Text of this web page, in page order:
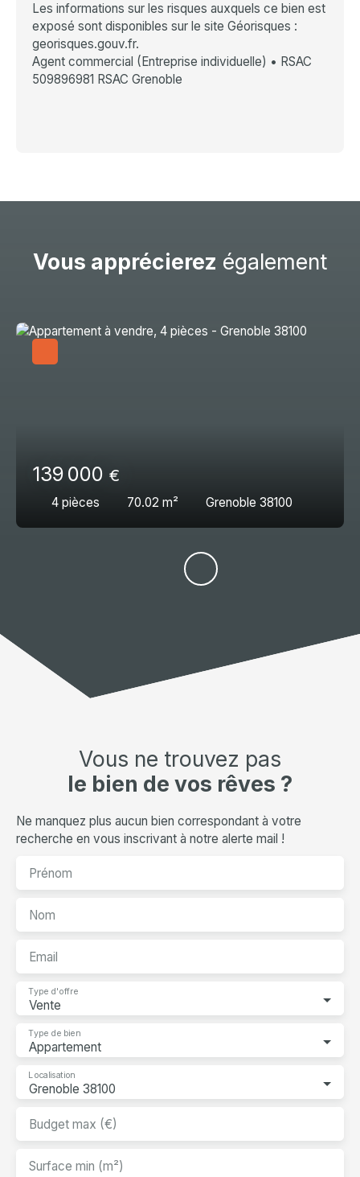
Les informations sur les risques auxquels ce bien est
exposé sont disponibles sur le site Géorisques :
georisques.gouv.fr.
Agent commercial (Entreprise individuelle) • RSAC
509896981 RSAC Grenoble
Vous apprécierez également
139 000 €
4 pièces 70.02 m² Grenoble 38100
Vous ne trouvez pas
le bien de vos rêves ?
Ne manquez plus aucun bien correspondant à votre
recherche en vous inscrivant à notre alerte mail !
Prénom
Nom
Email
Vente
Type d'offre
Appartement
Type de bien
Grenoble 38100
Localisation
Budget max (€)
Surface min (m²)